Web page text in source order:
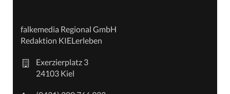
falkemedia Regional GmbH
Redaktion KIELerleben
Exerzierplatz 3
24103 Kiel